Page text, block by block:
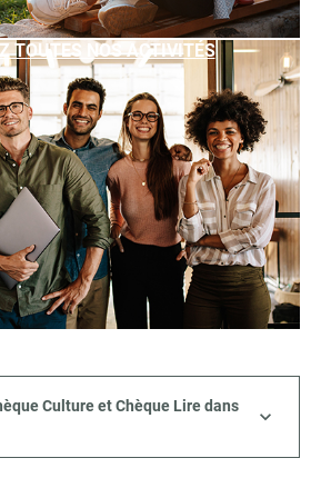
TOUTES NOS ACTIVITÉS
Culture et Chèque Lire dans